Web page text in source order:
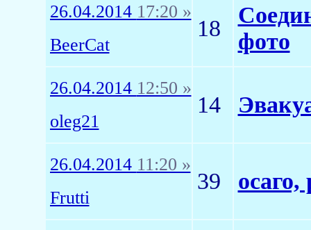
26.04.2014 17:20 »
BeerCat
18
фото
26.04.2014 12:50 »
oleg21
14
26.04.2014 11:20 »
Frutti
39